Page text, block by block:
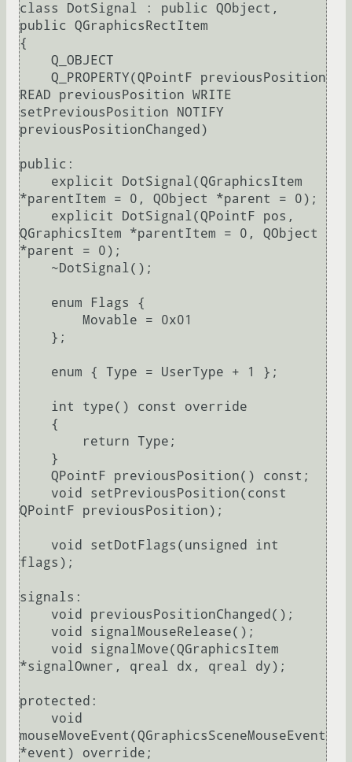
class DotSignal : public QObject,
public QGraphicsRectItem
{
READ previousPosition WRITE
setPreviousPosition NOTIFY
previousPositionChanged)
public:
*parentItem = 0, QObject *parent = 0);
QGraphicsItem *parentItem = 0, QObject
*parent = 0);
QPointF previousPosition);
flags);
signals:
*signalOwner, qreal dx, qreal dy);
protected:
mouseMoveEvent(QGraphicsSceneMouseEvent
*event) override;